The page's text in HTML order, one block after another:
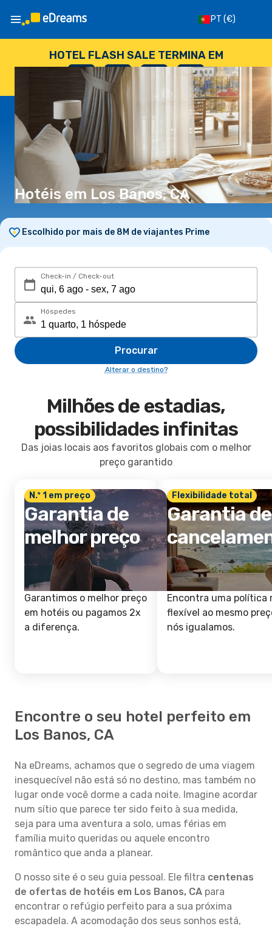
PT (€)
HOTEL FLASH SALE TERMINA EM
--
DIAS
: --
HORAS
: --
SEGUNDOS
Hotéis em Los Banos, CA
Escolhido por mais de 8M de viajantes Prime
Check-in / Check-out
Hóspedes
Procurar
Alterar o destino?
Milhões de estadias,
possibilidades infinitas
Das joias locais aos favoritos globais com o melhor
preço garantido
N.º 1 em preço
Garantia de
melhor preço
Garantimos o melhor preço
em hotéis ou pagamos 2x
a diferença.
Flexibilidade total
Garantia de
Encontra uma política
flexível ao mesmo
nós igualamos.
Encontre o seu hotel perfeito em
Los Banos, CA
Na eDreams, achamos que o segredo de uma viagem
inesquecível não está só no destino, mas também no
lugar onde você dorme a cada noite. Imagine acordar
num sítio que parece ter sido feito à sua medida,
seja para uma aventura a solo, umas férias em
família muito queridas ou aquele encontro
romântico que anda a planear.
O nosso site é o seu guia pessoal. Ele filtra centenas
de ofertas de hotéis em Los Banos, CA para
encontrar o refúgio perfeito para a sua próxima
escapadela. A acomodação dos seus sonhos está,